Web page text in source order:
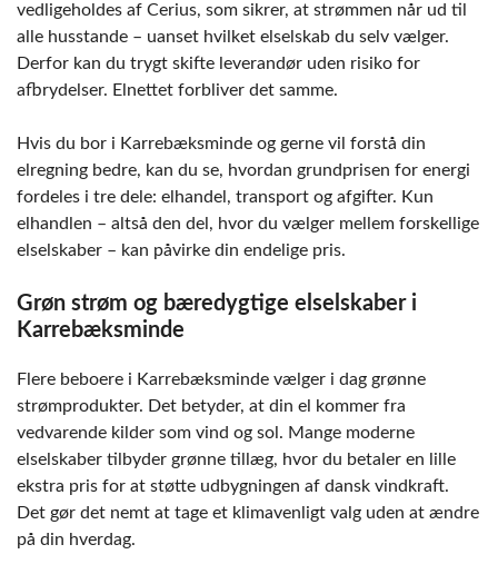
vedligeholdes af Cerius, som sikrer, at strømmen når ud til
alle husstande – uanset hvilket elselskab du selv vælger.
Derfor kan du trygt skifte leverandør uden risiko for
afbrydelser. Elnettet forbliver det samme.
Hvis du bor i Karrebæksminde og gerne vil forstå din
elregning bedre, kan du se, hvordan grundprisen for energi
fordeles i tre dele: elhandel, transport og afgifter. Kun
elhandlen – altså den del, hvor du vælger mellem forskellige
elselskaber – kan påvirke din endelige pris.
Grøn strøm og bæredygtige elselskaber i
Karrebæksminde
Flere beboere i Karrebæksminde vælger i dag grønne
strømprodukter. Det betyder, at din el kommer fra
vedvarende kilder som vind og sol. Mange moderne
elselskaber tilbyder grønne tillæg, hvor du betaler en lille
ekstra pris for at støtte udbygningen af dansk vindkraft.
Det gør det nemt at tage et klimavenligt valg uden at ændre
på din hverdag.